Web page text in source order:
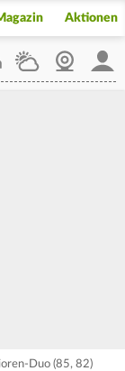
Aktionen
WetterWebcam
Duo (85, 82)